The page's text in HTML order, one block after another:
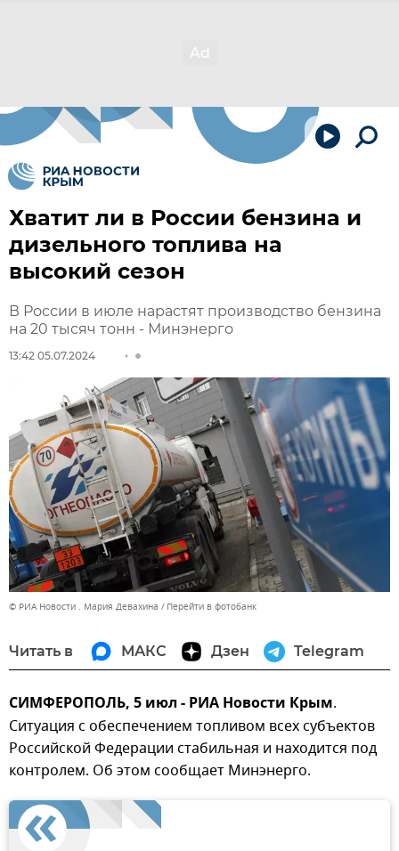
Хватит ли в России бензина и
дизельного топлива на
высокий сезон
В России в июле нарастят производство бензина
на 20 тысяч тонн - Минэнерго
13:42 05.07.2024
© РИА Новости . Мария Девахина Перейти в фотобанк
Читать в МАКС Дзен Telegram
СИМФЕРОПОЛЬ, 5 июл - РИА Новости Крым.
Ситуация с обеспечением топливом всех субъектов
Российской Федерации стабильная и находится под
контролем. Об этом сообщает Минэнерго.